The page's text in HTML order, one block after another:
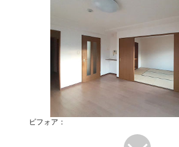
ビフォア：